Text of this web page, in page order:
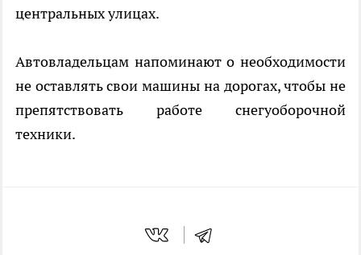
центральных улицах.
Автовладельцам напоминают о необходимости
не оставлять свои машины на дорогах, чтобы не
препятствовать работе снегуоборочной
техники.